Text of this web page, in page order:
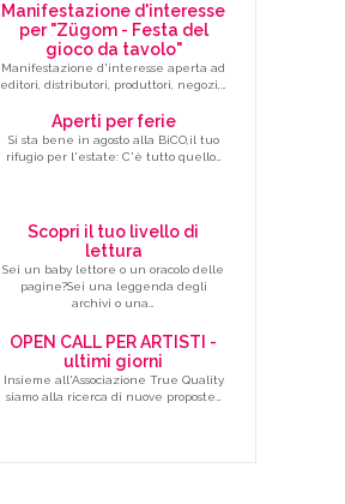
Manifestazione d'interesse
per "Zügom - Festa del
gioco da tavolo"
Manifestazione d'interesse aperta ad
editori, distributori, produttori, negozi,…
Aperti per ferie
Si sta bene in agosto alla BiCO,il tuo
rifugio per l'estate: C'è tutto quello…
Scopri il tuo livello di
lettura
Sei un baby lettore o un oracolo delle
pagine?Sei una leggenda degli
archivi o una…
OPEN CALL PER ARTISTI -
ultimi giorni
Insieme all'Associazione True Quality
siamo alla ricerca di nuove proposte…